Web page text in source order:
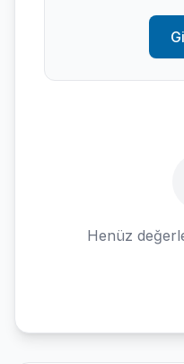
Henüz